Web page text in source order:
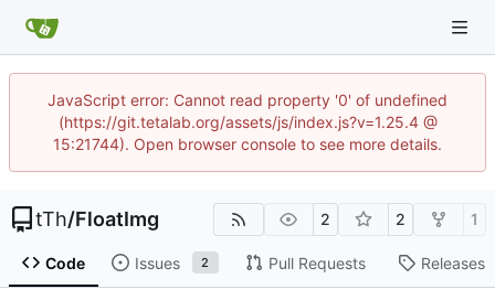
JavaScript error: Cannot read property '0' of undefined
(https://git.tetalab.org/assets/js/index.js?v=1.25.4 @
15:21744). Open browser console to see more details.
tTh/FloatImg 2 2 1
Code Issues 2 Pull Requests Releases